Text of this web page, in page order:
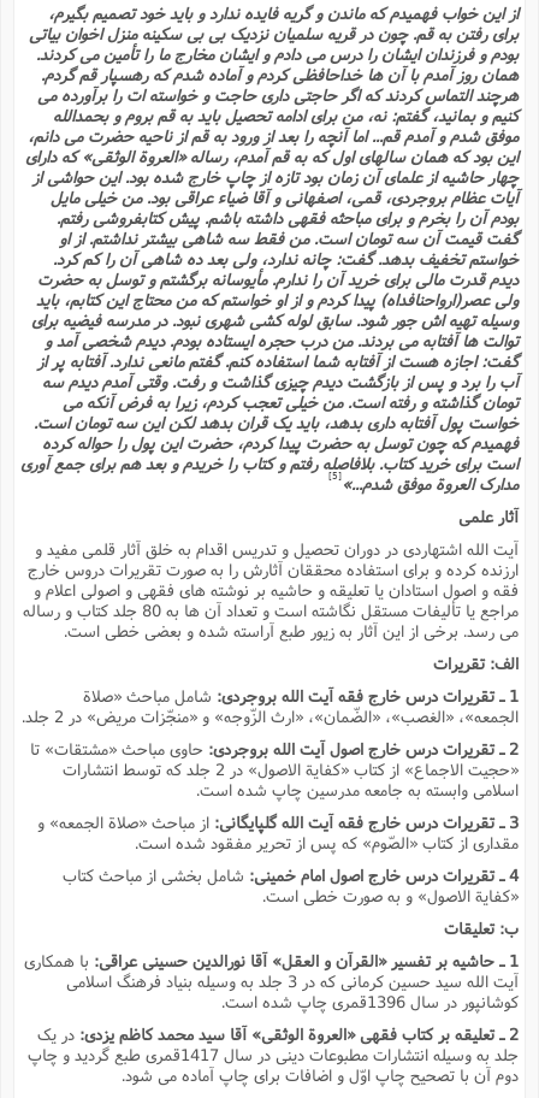
از این خواب فهمیدم که ماندن و گریه فایده ندارد و باید خود تصمیم بگیرم،
براى رفتن به قم. چون در قریه سلمیان نزدیک بى بى سکینه منزل اخوان بیاتى
بودم و فرزندان ایشان را درس مى دادم و ایشان مخارج ما را تأمین مى کردند.
همان روز آمدم با آن ها خداحافظى کردم و آماده شدم که رهسپار قم گردم.
هرچند التماس کردند که اگر حاجتى دارى حاجت و خواسته ات را برآورده مى
کنیم و بمانید، گفتم: نه، من براى ادامه تحصیل باید به قم بروم و بحمدالله
موفق شدم و آمدم قم... اما آنچه را بعد از ورود به قم از ناحیه حضرت مى دانم،
این بود که همان سالهاى اول که به قم آمدم، رساله «العروة الوثقى» که داراى
چهار حاشیه از علماى آن زمان بود تازه از چاپ خارج شده بود. این حواشى از
آیات عظام بروجردى، قمى، اصفهانى و آقا ضیاء عراقى بود. من خیلى مایل
بودم آن را بخرم و براى مباحثه فقهى داشته باشم. پیش کتابفروشى رفتم.
گفت قیمت آن سه تومان است. من فقط سه شاهى بیشتر نداشتم. از او
خواستم تخفیف بدهد. گفت: چانه ندارد، ولى بعد ده شاهى آن را کم کرد.
دیدم قدرت مالى براى خرید آن را ندارم. مأیوسانه برگشتم و توسل به حضرت
ولى عصر(ارواحنافداه) پیدا کردم و از او خواستم که من محتاج این کتابم، باید
وسیله تهیه اش جور شود. سابق لوله کشى شهرى نبود. در مدرسه فیضیه براى
توالت ها آفتابه مى بردند. من درب حجره ایستاده بودم. دیدم شخصى آمد و
گفت: اجازه هست از آفتابه شما استفاده کنم. گفتم مانعى ندارد. آفتابه پر از
آب را برد و پس از بازگشت دیدم چیزى گذاشت و رفت. وقتى آمدم دیدم سه
تومان گذاشته و رفته است. من خیلى تعجب کردم، زیرا به فرض آنکه مى
خواست پول آفتابه دارى بدهد، باید یک قران بدهد لکن این سه تومان است.
فهمیدم که چون توسل به حضرت پیدا کردم، حضرت این پول را حواله کرده
است براى خرید کتاب. بلافاصله رفتم و کتاب را خریدم و بعد هم براى جمع آورى
مدارک العروة موفق شدم...»
آثار علمى
آیت الله اشتهاردى در دوران تحصیل و تدریس اقدام به خلق آثار قلمى مفید و
ارزنده کرده و براى استفاده محققان آثارش را به صورت تقریرات دروس خارج
فقه و اصول استادان یا تعلیقه و حاشیه بر نوشته هاى فقهى و اصولى اعلام و
مراجع یا تألیفات مستقل نگاشته است و تعداد آن ها به 80 جلد کتاب و رساله
مى رسد. برخى از این آثار به زیور طبع آراسته شده و بعضى خطى است.
الف: تقریرات
1 ـ تقریرات درس خارج فقه آیت الله بروجردى:
شامل مباحث «صلاة
الجمعه»، «الغصب»، «الضّمان»، «ارث الزّوجه» و «منجّزات مریض» در 2 جلد.
2 ـ تقریرات درس خارج اصول آیت الله بروجردى:
حاوى مباحث «مشتقات» تا
«حجیت الاجماع» از کتاب «کفایة الاصول» در 2 جلد که توسط انتشارات
اسلامى وابسته به جامعه مدرسین چاپ شده است.
3 ـ تقریرات درس خارج فقه آیت الله گلپایگانى:
از مباحث «صلاة الجمعه» و
مقدارى از کتاب «الصّوم» که پس از تحریر مفقود شده است.
4 ـ تقریرات درس خارج اصول امام خمینى:
شامل بخشى از مباحث کتاب
«کفایة الاصول» و به صورت خطى است.
ب: تعلیقات
1 ـ حاشیه بر تفسیر «القرآن و العقل» آقا نورالدین حسینى عراقى:
با همکارى
آیت الله سید حسین کرمانى که در 3 جلد به وسیله بنیاد فرهنگ اسلامى
کوشانپور در سال 1396قمرى چاپ شده است.
2 ـ تعلیقه بر کتاب فقهى «العروة الوثقى» آقا سید محمد کاظم یزدى:
در یک
جلد به وسیله انتشارات مطبوعات دینى در سال 1417قمرى طبع گردید و چاپ
دوم آن با تصحیح چاپ اوّل و اضافات براى چاپ آماده مى شود.